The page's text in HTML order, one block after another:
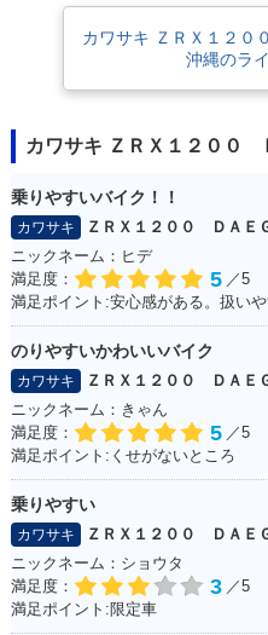
AEG・カラーチェン
AEG・新
カワサキ ＺＲＸ１２
沖縄のラ
カワサキ ＺＲＸ１２００
乗りやすいバイク！！
カワサキ
ＺＲＸ１２００ ＤＡＥ
ニックネーム：ヒデ
満足度：
5 ／5
のりやすいかわいいバイク
カワサキ
ＺＲＸ１２００ ＤＡＥ
ニックネーム：きゃん
満足度：
5 ／5
満足ポイント:くせがないところ
乗りやすい
カワサキ
ＺＲＸ１２００ ＤＡＥ
ニックネーム：ショウタ
満足度：
3 ／5
満足ポイント:限定車